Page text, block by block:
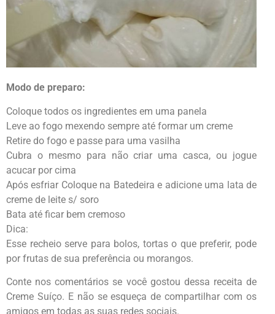
Modo de preparo:
Coloque todos os ingredientes em uma panela
Leve ao fogo mexendo sempre até formar um creme
Retire do fogo e passe para uma vasilha
Cubra o mesmo para não criar uma casca, ou jogue
acucar por cima
Após esfriar Coloque na Batedeira e adicione uma lata de
creme de leite s/ soro
Bata até ficar bem cremoso
Dica:
Esse recheio serve para bolos, tortas o que preferir, pode
por frutas de sua preferência ou morangos.
Conte nos comentários se você gostou dessa receita de
Creme Suíço. E não se esqueça de compartilhar com os
amigos em todas as suas redes sociais.